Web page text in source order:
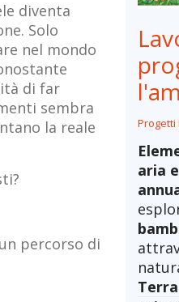
diventa
Solo
nel mondo
di far
sembra
la reale
percorso di
Progetti
aria
Terra